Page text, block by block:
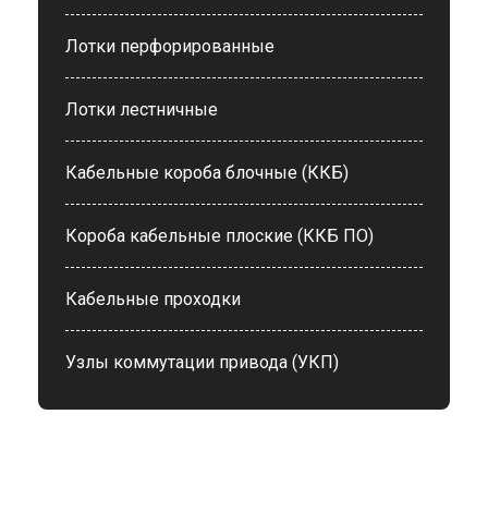
Лотки перфорированные
Лотки лестничные
Кабельные короба блочные (ККБ)
Короба кабельные плоские (ККБ ПО)
Кабельные проходки
Узлы коммутации привода (УКП)